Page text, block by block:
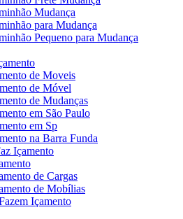
Mudança
para Mudança
Pequeno para Mudança
de Moveis
de Móvel
de Mudanças
em São Paulo
em Sp
na Barra Funda
Içamento
de Cargas
de Mobílias
Içamento